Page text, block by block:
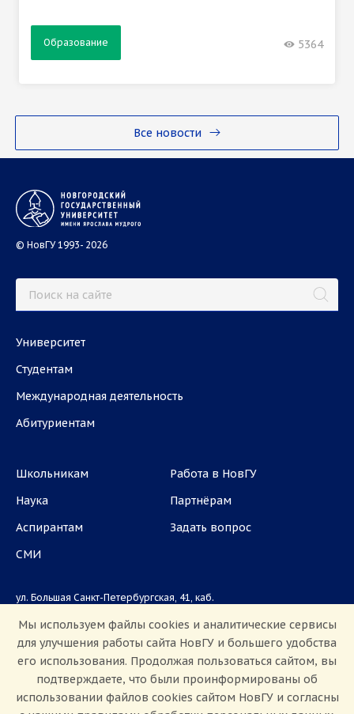
Все новости
Образование 5364
© НовГУ 1993- 2026
Университет
Студентам
Международная деятельность
Абитуриентам
Школьникам
Наука
Аспирантам
СМИ
Работа в НовГУ
Партнёрам
Задать вопрос
ул. Большая Санкт-Петербургская, 41, каб.
Приемная комиссия: +7(8162)33-20-44
Мы используем файлы cookies и аналитические сервисы
для улучшения работы сайта НовГУ и большего удобства
его использования. Продолжая пользоваться сайтом, вы
подтверждаете, что были проинформированы об
использовании файлов cookies сайтом НовГУ и согласны